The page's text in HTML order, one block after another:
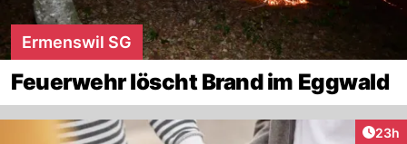
Ermenswil SG
Feuerwehr löscht Brand im Eggwald
23h